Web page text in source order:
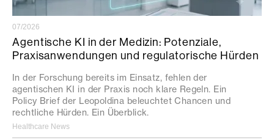
07/2026
Agentische KI in der Medizin: Potenziale,
Praxisanwendungen und regulatorische Hürden
In der Forschung bereits im Einsatz, fehlen der
agentischen KI in der Praxis noch klare Regeln. Ein
Policy Brief der Leopoldina beleuchtet Chancen und
rechtliche Hürden. Ein Überblick.
Healthcare News